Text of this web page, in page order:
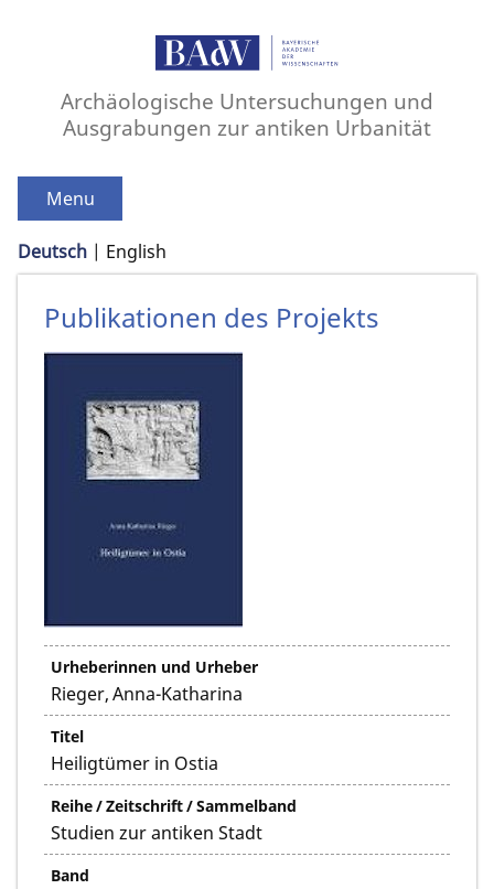
Archäologische Untersuchungen und
Ausgrabungen zur antiken Urbanität
Menu
Deutsch English
Publikationen des Projekts
Urheberinnen und Urheber
Rieger, Anna-Katharina
Titel
Heiligtümer in Ostia
Reihe / Zeitschrift / Sammelband
Studien zur antiken Stadt
Band